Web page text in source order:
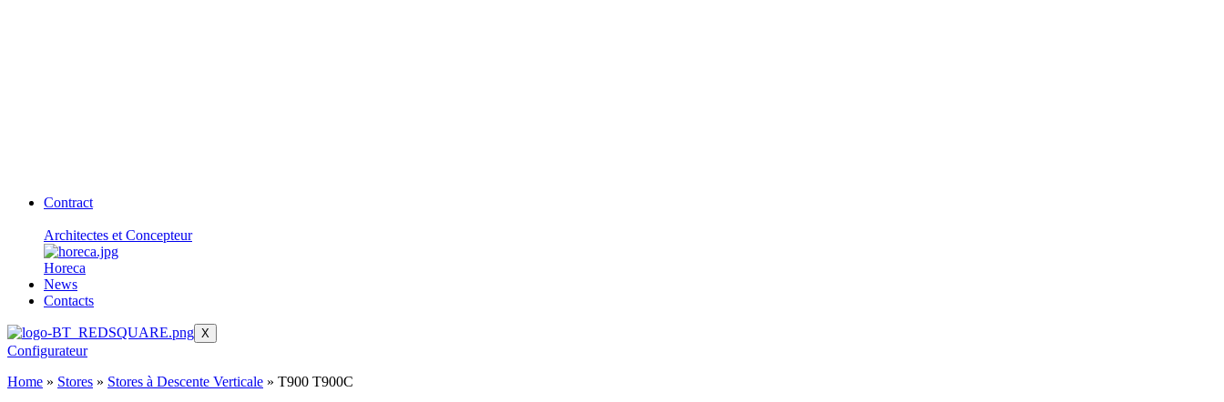
Contract
Architectes et Concepteur
Horeca
News
Contacts
X
Configurateur
Home » Stores » Stores à Descente Verticale » T900 T900C